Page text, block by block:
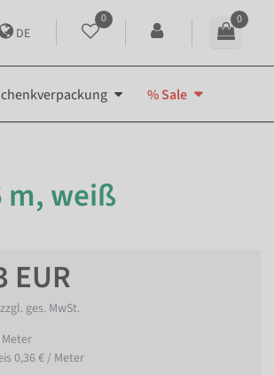
DE
0 0
% Sale
m, weiß
EUR
zzgl. ges. MwSt.
Meter
0,36 € / Meter